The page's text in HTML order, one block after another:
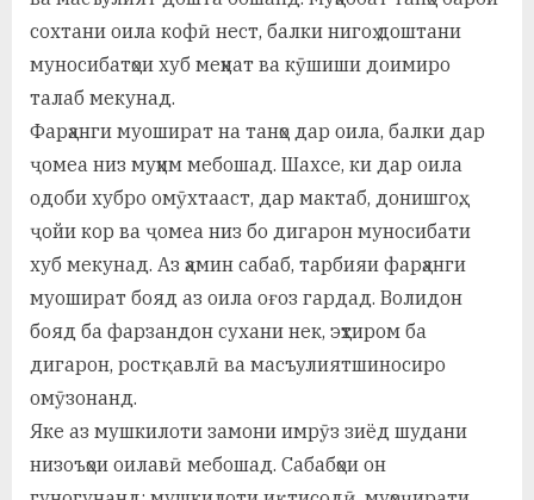
сохтани оила кофӣ нест, балки нигоҳ доштани
муносибатҳои хуб меҳнат ва кӯшиши доимиро
талаб мекунад.
Фарҳанги муошират на танҳо дар оила, балки дар
ҷомеа низ муҳим мебошад. Шахсе, ки дар оила
одоби хубро омӯхтааст, дар мактаб, донишгоҳ,
ҷойи кор ва ҷомеа низ бо дигарон муносибати
хуб мекунад. Аз ҳамин сабаб, тарбияи фарҳанги
муошират бояд аз оила оғоз гардад. Волидон
бояд ба фарзандон сухани нек, эҳтиром ба
дигарон, ростқавлӣ ва масъулиятшиносиро
омӯзонанд.
Яке аз мушкилоти замони имрӯз зиёд шудани
низоъҳои оилавӣ мебошад. Сабабҳои он